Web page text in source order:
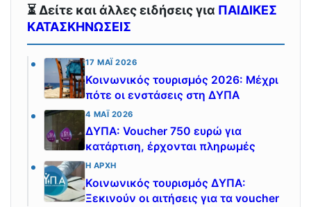
⏳ Δείτε και άλλες ειδήσεις για ΠΑΙΔΙΚΕΣ
ΚΑΤΑΣΚΗΝΩΣΕΙΣ
17 ΜΆΙ 2026
Κοινωνικός τουρισμός 2026: Μέχρι
πότε οι ενστάσεις στη ΔΥΠΑ
4 ΜΆΙ 2026
ΔΥΠΑ: Voucher 750 ευρώ για
κατάρτιση, έρχονται πληρωμές
Η ΑΡΧΉ
Κοινωνικός τουρισμός ΔΥΠΑ:
Ξεκινούν οι αιτήσεις για τα voucher